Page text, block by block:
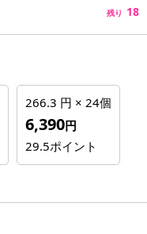
残り 18
266.3 円 × 24個
6,390円
29.5ポイント